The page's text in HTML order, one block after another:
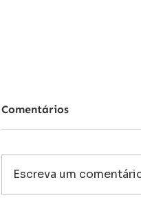
Comentários
Escreva um